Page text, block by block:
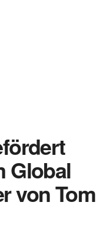
Global
von Tom